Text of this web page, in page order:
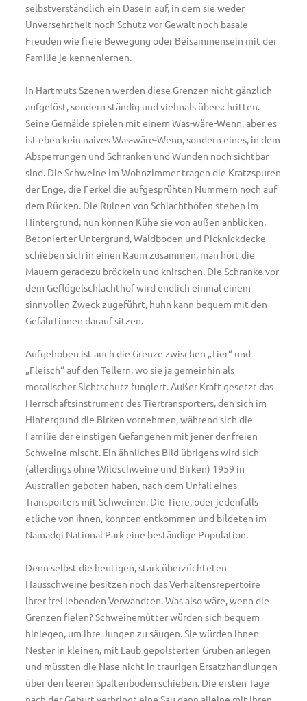
selbstverständlich ein Dasein auf, in dem sie weder
Unversehrtheit noch Schutz vor Gewalt noch basale
Freuden wie freie Bewegung oder Beisammensein mit der
Familie je kennenlernen.
In Hartmuts Szenen werden diese Grenzen nicht gänzlich
aufgelöst, sondern ständig und vielmals überschritten.
Seine Gemälde spielen mit einem Was-wäre-Wenn, aber es
ist eben kein naives Was-wäre-Wenn, sondern eines, in dem
Absperrungen und Schranken und Wunden noch sichtbar
sind. Die Schweine im Wohnzimmer tragen die Kratzspuren
der Enge, die Ferkel die aufgesprühten Nummern noch auf
dem Rücken. Die Ruinen von Schlachthöfen stehen im
Hintergrund, nun können Kühe sie von außen anblicken.
Betonierter Untergrund, Waldboden und Picknickdecke
schieben sich in einen Raum zusammen, man hört die
Mauern geradezu bröckeln und knirschen. Die Schranke vor
dem Geflügelschlachthof wird endlich einmal einem
sinnvollen Zweck zugeführt, huhn kann bequem mit den
Gefährtinnen darauf sitzen.
Aufgehoben ist auch die Grenze zwischen „Tier“ und
„Fleisch“ auf den Tellern, wo sie ja gemeinhin als
moralischer Sichtschutz fungiert. Außer Kraft gesetzt das
Herrschaftsinstrument des Tiertransporters, den sich im
Hintergrund die Birken vornehmen, während sich die
Familie der einstigen Gefangenen mit jener der freien
Schweine mischt. Ein ähnliches Bild übrigens wird sich
(allerdings ohne Wildschweine und Birken) 1959 in
Australien geboten haben, nach dem Unfall eines
Transporters mit Schweinen. Die Tiere, oder jedenfalls
etliche von ihnen, konnten entkommen und bildeten im
Namadgi National Park eine beständige Population.
Denn selbst die heutigen, stark überzüchteten
Hausschweine besitzen noch das Verhaltensrepertoire
ihrer frei lebenden Verwandten. Was also wäre, wenn die
Grenzen fielen? Schweinemütter würden sich bequem
hinlegen, um ihre Jungen zu säugen. Sie würden ihnen
Nester in kleinen, mit Laub gepolsterten Gruben anlegen
und müssten die Nase nicht in traurigen Ersatzhandlungen
über den leeren Spaltenboden schieben. Die ersten Tage